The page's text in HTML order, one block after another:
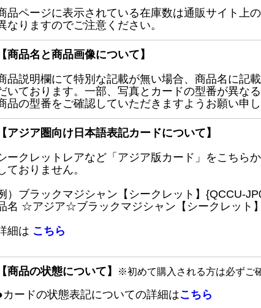
品ページに表示されている在庫数は通販サイト上
なりますのでご注意ください。
【商品名と商品画像について】
品説明欄にて特別な記載が無い場合、商品名に記
いております。一部、写真とカードの型番が異な
品の型番をご確認していただきますようお願い申し
【アジア圏向け日本語表記カードについて】
ークレットレアなど「アジア版カード」をこちら
ておりません。
）ブラックマジシャン【シークレット】{QCCU-
名 ☆アジア☆ブラックマジシャン【シークレット
細は こちら
【商品の状態について】 ※初めて購入される方は必ずご
カードの状態表記についての詳細はこちら